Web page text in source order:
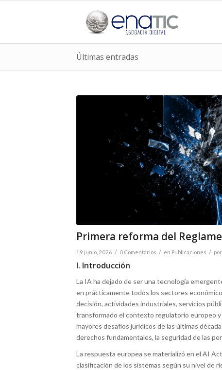
Últimas entradas
Primera reforma del
19 junio, 2026 / 0 Comentarios / en Publicaciones / por
I. Introducción
La IA ha dejado de ser una tecnología
en prácticamente todos los sectores
decisión, actividades industriales, servicios
transformado el contexto regulatorio europeo y
mayores desafíos jurídicos de las últimas
derechos fundamentales, la seguridad de las
La respuesta europea se materializó en el AI
clasificación de los sistemas según su nivel de